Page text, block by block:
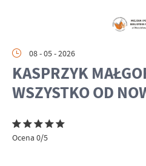
08 - 05 - 2026
KASPRZYK
WSZYSTKO OD
Ocena 0/5